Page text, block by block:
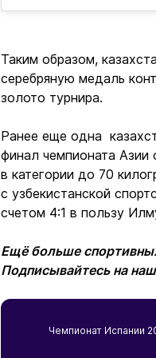
Таким образом,
серебряную медаль
золото турнира.
Ранее еще одна
финал чемпионата
в категории до 70
с узбекистанской
счетом 4:1 в пользу
Ещё больше
Подписывайтесь на наш
Чемпионат Испании